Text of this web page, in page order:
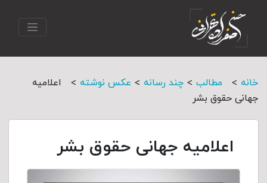
خانه > مطالب > چند رسانه > عکس نوشته >
اعلاميه
جهانی حقوق بشر
اعلاميه جهانی حقوق بشر